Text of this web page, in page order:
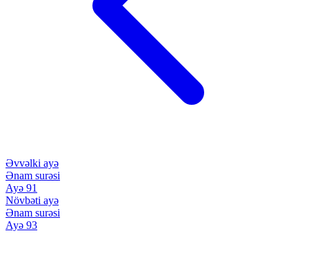
Əvvəlki ayə
Ənam surəsi
Ayə 91
Növbəti ayə
Ənam surəsi
Ayə 93